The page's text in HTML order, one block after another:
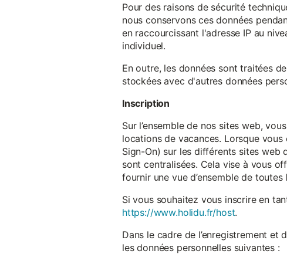
Pour des raisons de sécurité
nous conservons ces données
en raccourcissant l'adresse IP au
individuel.
En outre, les données sont traitées
stockées avec d'autres données
Inscription
Sur l’ensemble de nos sites web,
locations de vacances. Lorsque
Sign-On) sur les différents sites web
sont centralisées. Cela vise à vous
fournir une vue d’ensemble de
Si vous souhaitez vous inscrire en
https://www.holidu.fr/host.
Dans le cadre de l’enregistrement
les données personnelles suivantes :